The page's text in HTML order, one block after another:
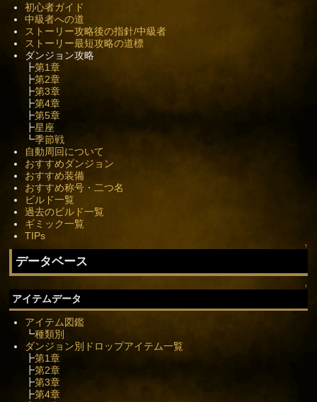
初心者ガイド
中級者への道
ストーリー攻略後の指針/中級者
ストーリー最短攻略の道標
ダンジョン攻略
┣第1章
┣第2章
┣第3章
┣第4章
┣第5章
┣星座
┗季節戦
自動周回について
おすすめダンジョン
おすすめ装備
おすすめ称号・二つ名
ビルド一覧
過去のビルド一覧
ギミック一覧
TIPs
↑
データベース
↑
アイテムデータ
アイテム図鑑
┗種類別
ダンジョン別ドロップアイテム一覧
┣第1章
┣第2章
┣第3章
┣第4章